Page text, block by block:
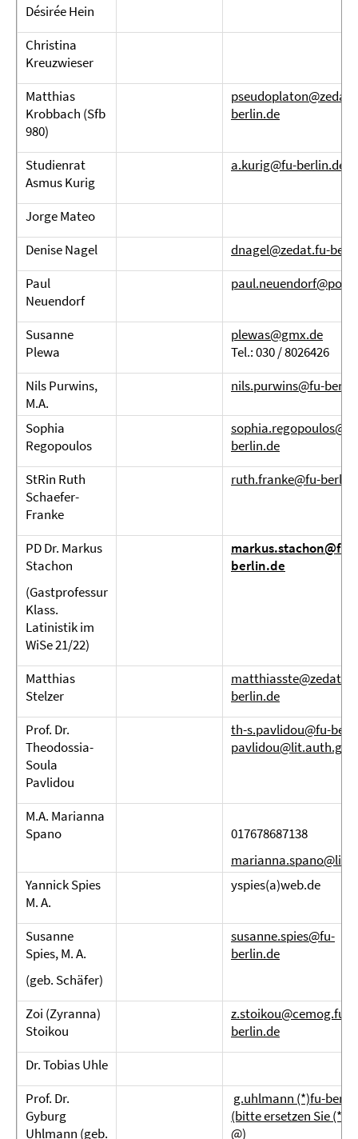
Désirée Hein
Christina
Kreuzwieser
Matthias
Krobbach (Sfb
980)
berlin.de
Studienrat
Asmus Kurig
a.kurig@fu-berlin.de
Jorge Mateo
Denise Nagel
dnagel@zedat.fu-
Paul
Neuendorf
Susanne
Plewa
plewas@gmx.de
Tel.: 030 / 8026426
Nils Purwins,
M.A.
nils.purwins@fu-
Sophia
Regopoulos
berlin.de
StRin Ruth
Schaefer-
Franke
ruth.franke@fu-
PD Dr. Markus
Stachon
(Gastprofessur
Klass.
Latinistik im
WiSe 21/22)
markus.stachon@fu-
berlin.de
Matthias
Stelzer
berlin.de
Prof. Dr.
Theodossia-
Soula
Pavlidou
th-s.pavlidou@fu-
pavlidou@lit.auth.gr
M.A. Marianna
Spano
017678687138
Yannick Spies
M. A.
yspies(a)web.de
Susanne
Spies, M. A.
(geb. Schäfer)
susanne.spies@fu-
berlin.de
Zoi (Zyranna)
Stoikou
z.stoikou@cemog.fu-
berlin.de
Dr. Tobias Uhle
Prof. Dr.
Gyburg
Uhlmann (geb.
g.uhlmann (*)fu-
(bitte ersetzen Sie (*)
@)